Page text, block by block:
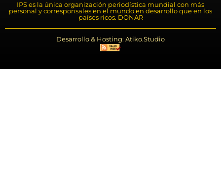
IPS es la única organización periodística mundial con más
personal y corresponsales en el mundo en desarrollo que en los
países ricos. DONAR
Desarrollo & Hosting: Atiko.Studio